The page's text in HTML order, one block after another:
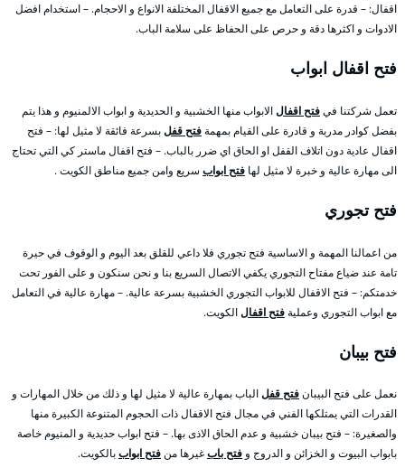
اقفال: – قدرة على التعامل مع جميع الاقفال المختلفة الانواع و الاحجام. – استخدام افضل
الادوات و اكثرها دقة و حرص على الحفاظ على سلامة الباب.
فتح اقفال ابواب
تعمل شركتنا فيفتح اقفالالابواب منها الخشبية و الحديدية و ابواب الالمنيوم و هذا يتم
بفضل كوادر مدربة و قادرة على القيام بمهمةفتح قفلبسرعة فائقة لا مثيل لها: – فتح
اقفال عادية دون اتلاف القفل او الحاق اي ضرر بالباب. – فتح اقفال ماستر كي التي تحتاج
الى مهارة عالية و خبرة لا مثيل لها فتح ابواب سريع وامن جميع مناطق الكويت .
فتح تجوري
من اعمالنا المهمة و الاساسية فتح تجوري فلا داعي للقلق بعد اليوم و الوقوف في حيرة
تامة عند ضياع مفتاح التجوري يكفي الاتصال السريع بنا و نحن سنكون و على الفور تحت
خدمتكم: – فتح الاقفال للابواب التجوري الخشبية بسرعة عالية. – مهارة عالية في التعامل
مع ابواب التجوري وعمليةفتح اقفالالكويت.
فتح بيبان
نعمل على فتح البيبانفتح قفلالباب بمهارة عالية لا مثيل لها و ذلك من خلال المهارات و
القدرات التي يمتلكها الفني في مجال فتح الاقفال ذات الحجوم المتنوعة الكبيرة منها
والصغيرة: – فتح بيبان خشبية و عدم الحاق الاذى بها. – فتح ابواب حديدية و المنيوم خاصة
بابواب البيوت و الخزائن و الدروج و فتح بابغيرها منفتح ابواببالكويت.